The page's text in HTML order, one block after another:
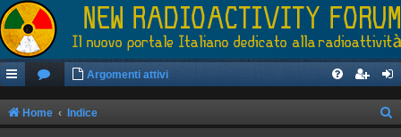
Argomenti attivi
Home Indice